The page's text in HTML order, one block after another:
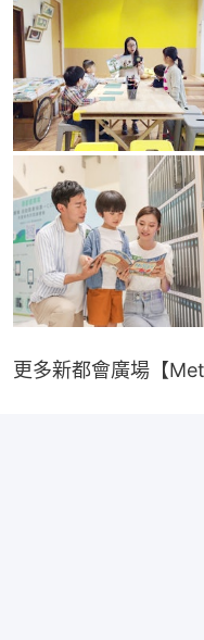
更多新都會廣場【